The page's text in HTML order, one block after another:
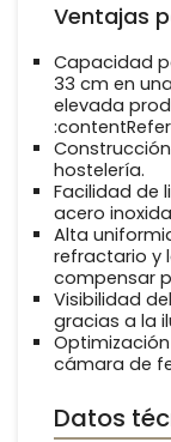
Ventajas
Capacidad
33 cm en
elevada
hostelería.
Facilidad de
acero
Alta
refractario y
compensar
Visibilidad
gracias a la
cámara de
Datos